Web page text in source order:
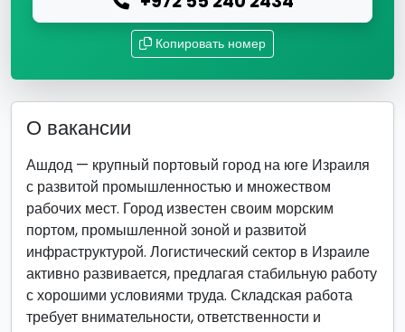
Копировать номер
О вакансии
Ашдод — крупный портовый город на юге Израиля
с развитой промышленностью и множеством
рабочих мест. Город известен своим морским
портом, промышленной зоной и развитой
инфраструктурой. Логистический сектор в Израиле
активно развивается, предлагая стабильную работу
с хорошими условиями труда. Складская работа
требует внимательности, ответственности и